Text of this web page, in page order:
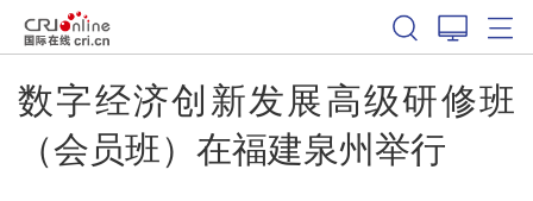
数字经济创新发展高级研修班
（会员班）在福建泉州举行